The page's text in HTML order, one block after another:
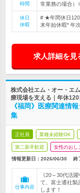
時間
常業務の場合
休日
休暇
# ★年間休日
末年始休暇* 年
求人詳細を見
株式会社エム・オー・エ
療現場を支える｜年休120
《福岡》医療関連情
集
正社員 業種未経験OK
第二新卒歓迎 女性のおし
情報更新日：2026/06/30 終
仕事内容
《20～30代活
て、富士通社製
します！